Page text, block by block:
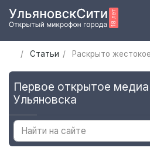
Статьи Раскрыто
Первое открытое медиа
Ульяновска